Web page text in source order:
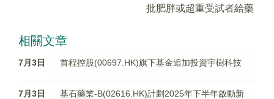
批肥胖或超重受試者給藥
相關文章
7月3日 首程控股(00697.HK)旗下基金追加投資宇樹科技
7月3日
基石藥業-B(02616.HK)計劃2025年下半年啟動新